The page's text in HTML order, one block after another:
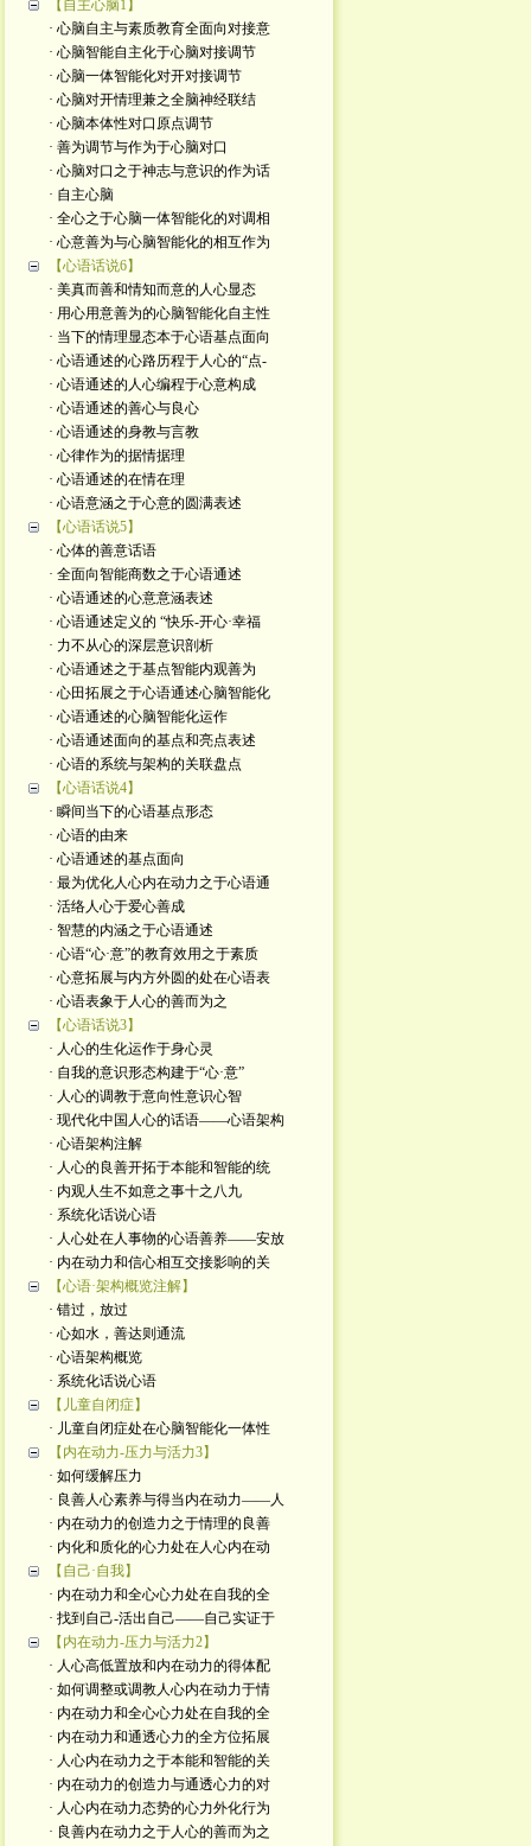
【自主心脑1】
· 心脑自主与素质教育全面向对接意
· 心脑智能自主化于心脑对接调节
· 心脑一体智能化对开对接调节
· 心脑对开情理兼之全脑神经联结
· 心脑本体性对口原点调节
· 善为调节与作为于心脑对口
· 心脑对口之于神志与意识的作为话
· 自主心脑
· 全心之于心脑一体智能化的对调相
· 心意善为与心脑智能化的相互作为
【心语话说6】
· 美真而善和情知而意的人心显态
· 用心用意善为的心脑智能化自主性
· 当下的情理显态本于心语基点面向
· 心语通述的心路历程于人心的“点-
· 心语通述的人心编程于心意构成
· 心语通述的善心与良心
· 心语通述的身教与言教
· 心律作为的据情据理
· 心语通述的在情在理
· 心语意涵之于心意的圆满表述
【心语话说5】
· 心体的善意话语
· 全面向智能商数之于心语通述
· 心语通述的心意意涵表述
· 心语通述定义的 “快乐-开心·幸福
· 力不从心的深层意识剖析
· 心语通述之于基点智能内观善为
· 心田拓展之于心语通述心脑智能化
· 心语通述的心脑智能化运作
· 心语通述面向的基点和亮点表述
· 心语的系统与架构的关联盘点
【心语话说4】
· 瞬间当下的心语基点形态
· 心语的由来
· 心语通述的基点面向
· 最为优化人心内在动力之于心语通
· 活络人心于爱心善成
· 智慧的内涵之于心语通述
· 心语“心·意”的教育效用之于素质
· 心意拓展与内方外圆的处在心语表
· 心语表象于人心的善而为之
【心语话说3】
· 人心的生化运作于身心灵
· 自我的意识形态构建于“心·意”
· 人心的调教于意向性意识心智
· 现代化中国人心的话语——心语架构
· 心语架构注解
· 人心的良善开拓于本能和智能的统
· 内观人生不如意之事十之八九
· 系统化话说心语
· 人心处在人事物的心语善养——安放
· 内在动力和信心相互交接影响的关
【心语·架构概览注解】
· 错过，放过
· 心如水，善达则通流
· 心语架构概览
· 系统化话说心语
【儿童自闭症】
· 儿童自闭症处在心脑智能化一体性
【内在动力-压力与活力3】
· 如何缓解压力
· 良善人心素养与得当内在动力——人
· 内在动力的创造力之于情理的良善
· 内化和质化的心力处在人心内在动
【自己·自我】
· 内在动力和全心心力处在自我的全
· 找到自己-活出自己——自己实证于
【内在动力-压力与活力2】
· 人心高低置放和内在动力的得体配
· 如何调整或调教人心内在动力于情
· 内在动力和全心心力处在自我的全
· 内在动力和通透心力的全方位拓展
· 人心内在动力之于本能和智能的关
· 内在动力的创造力与通透心力的对
· 人心内在动力态势的心力外化行为
· 良善内在动力之于人心的善而为之